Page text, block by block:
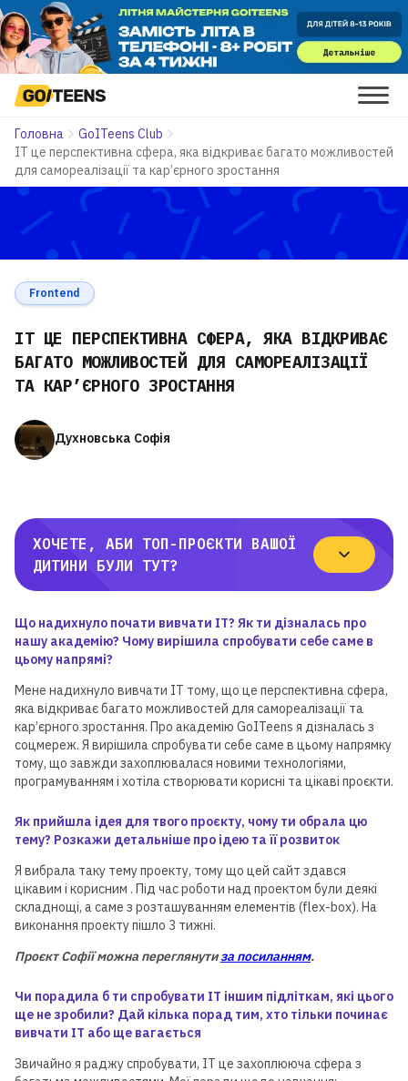
Головна
GoITeens Club
ІТ це перспективна сфера, яка відкриває багато можливостей
для самореалізації та кар’єрного зростання
Frontend
ІТ ЦЕ ПЕРСПЕКТИВНА СФЕРА, ЯКА ВІДКРИВАЄ
БАГАТО МОЖЛИВОСТЕЙ ДЛЯ САМОРЕАЛІЗАЦІЇ
ТА КАР’ЄРНОГО ЗРОСТАННЯ
Духновська Софія
ХОЧЕТЕ, АБИ ТОП-ПРОЄКТИ ВАШОЇ
ДИТИНИ БУЛИ ТУТ?
Що надихнуло почати вивчати ІТ? Як ти дізналась про
нашу академію? Чому вирішила спробувати себе саме в
цьому напрямі?
Мене надихнуло вивчати ІТ тому, що це перспективна сфера,
яка відкриває багато можливостей для самореалізації та
кар’єрного зростання. Про академію GoITeens я дізналась з
соцмереж. Я вирішила спробувати себе саме в цьому напрямку
тому, що завжди захоплювалася новими технологіями,
програмуванням і хотіла створювати корисні та цікаві проєкти.
Як прийшла ідея для твого проєкту, чому ти обрала цю
тему? Розкажи детальніше про ідею та її розвиток
Я вибрала таку тему проекту, тому що цей сайт здався
цікавим і корисним . Під час роботи над проектом були деякі
складнощі, а саме з розташуванням елементів (flex-box). На
виконання проекту пішло 3 тижні.
Проєкт Софіїможна переглянутиза посиланням.
Чи порадила б ти спробувати ІТ іншим підліткам, які цього
ще не зробили? Дай кілька порад тим, хто тільки починає
вивчати ІТ або ще вагається
Звичайно я раджу спробувати, IT це захоплююча сфера з